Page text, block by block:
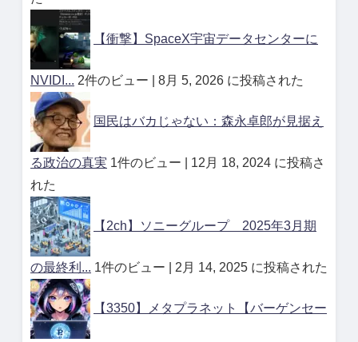
【衝撃】SpaceX宇宙データセンターに
NVIDI... 2件のビュー 8月 5, 2026 に投稿された
国民はバカじゃない：森永卓郎が見据え
る政治の真実 1件のビュー
12月 18, 2024 に投稿さ
れた
【2ch】ソニーグループ 2025年3月期
の最終利... 1件のビュー 2月 14, 2025 に投稿された
【3350】メタプラネット【バーゲンセー